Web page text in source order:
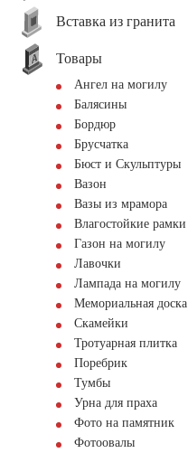
Вставка из гранита
Товары
Ангел на могилу
Балясины
Бордюр
Брусчатка
Бюст и Скульптуры
Вазон
Вазы из мрамора
Влагостойкие рамки
Газон на могилу
Лавочки
Лампада на могилу
Мемориальная доска
Скамейки
Тротуарная плитка
Поребрик
Тумбы
Урна для праха
Фото на памятник
Фотоовалы